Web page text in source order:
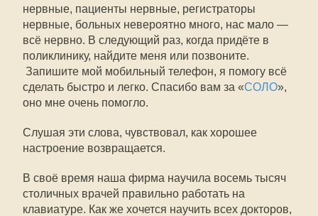
нервные, пациенты нервные, регистраторы
нервные, больных невероятно много, нас мало —
всё нервно. В следующий раз, когда придёте в
поликлинику, найдите меня или позвоните.
Запишите мой мобильный телефон, я помогу всё
сделать быстро и легко. Спасибо вам за «СОЛО»,
оно мне очень помогло.
Слушая эти слова, чувствовал, как хорошее
настроение возвращается.
В своё время наша фирма научила восемь тысяч
столичных врачей правильно работать на
клавиатуре. Как же хочется научить всех докторов,